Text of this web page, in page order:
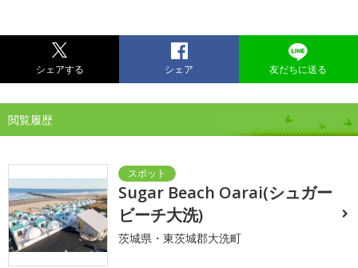
シェアする シェア 友だちに送る
閲覧履歴
Sugar Beach Oarai(シュガー
ビーチ大洗)
茨城県・東茨城郡大洗町